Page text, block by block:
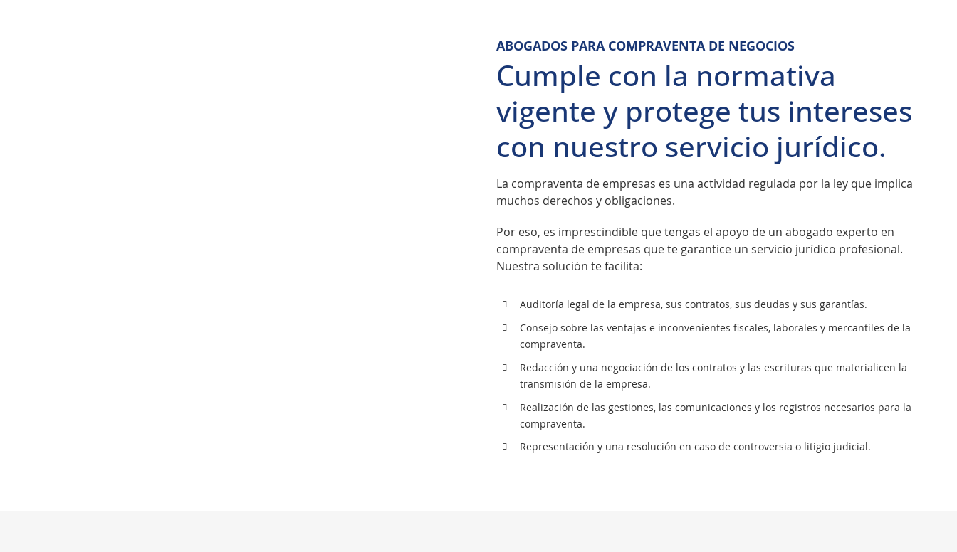
ABOGADOS PARA COMPRAVENTA DE NEGOCIOS
Cumple con la normativa
vigente y protege tus intereses
con nuestro servicio jurídico.
La compraventa de empresas es una actividad regulada por la ley que implica
muchos derechos y obligaciones.
Por eso, es imprescindible que tengas el apoyo de un abogado experto en
compraventa de empresas que te garantice un servicio jurídico profesional.
Nuestra solución te facilita:
Auditoría legal de la empresa, sus contratos, sus deudas y sus garantías.
Consejo sobre las ventajas e inconvenientes fiscales, laborales y mercantiles de la
compraventa.
Redacción y una negociación de los contratos y las escrituras que materialicen la
transmisión de la empresa.
Realización de las gestiones, las comunicaciones y los registros necesarios para la
compraventa.
Representación y una resolución en caso de controversia o litigio judicial.